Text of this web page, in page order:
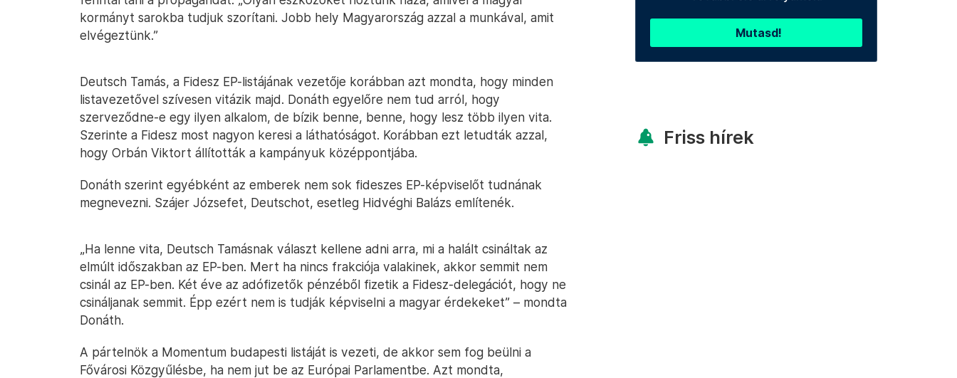
kormányt sarokba tudjuk szorítani. Jobb hely Magyarország azzal a munkával, amit
elvégeztünk.”
Deutsch Tamás, a Fidesz EP-listájának vezetője korábban azt mondta, hogy minden
listavezetővel szívesen vitázik majd. Donáth egyelőre nem tud arról, hogy
szerveződne-e egy ilyen alkalom, de bízik benne, benne, hogy lesz több ilyen vita.
Szerinte a Fidesz most nagyon keresi a láthatóságot. Korábban ezt letudták azzal,
hogy Orbán Viktort állították a kampányuk középpontjába.
Donáth szerint egyébként az emberek nem sok fideszes EP-képviselőt tudnának
megnevezni. Szájer Józsefet, Deutschot, esetleg Hidvéghi Balázs említenék.
„Ha lenne vita, Deutsch Tamásnak választ kellene adni arra, mi a halált csináltak az
elmúlt időszakban az EP-ben. Mert ha nincs frakciója valakinek, akkor semmit nem
csinál az EP-ben. Két éve az adófizetők pénzéből fizetik a Fidesz-delegációt, hogy ne
csináljanak semmit. Épp ezért nem is tudják képviselni a magyar érdekeket” – mondta
Donáth.
A pártelnök a Momentum budapesti listáját is vezeti, de akkor sem fog beülni a
Fővárosi Közgyűlésbe, ha nem jut be az Európai Parlamentbe. Azt mondta,
Mutasd!
Friss hírek